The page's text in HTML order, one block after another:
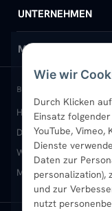
Wie wir
Durch Klicken
Einsatz
YouTube, Vimeo,
Dienste
Daten zur
personalization),
und zur
nutzt
Handtuchheizkörper
Design-Heizkörper
Paneelheizkörper
Vertikal-Heizkörper
Heizkörper-Zubehör
Hilfe & Kontakt
Versand & Lieferung
Rückgabe & Widerruf
Garantie &
Montageservice vor
Sendung verfolgen
UNTERNEHMEN
Wir über uns
Standort &
B2B-Kunden
Karriere
Ratgeber
MEIN KONTO
Anmelden / Mein
Merkliste
Newsletter
Aktuelle Angebote
BELIEBTE
Heizkörper kaufen
Design-Heizkörper
Wandheizkörper
Mischbetrieb-